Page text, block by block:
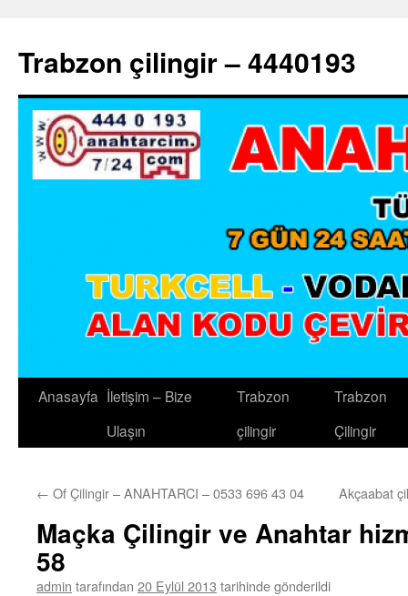
Trabzon çilingir – 4440193
İçeriğe
Anasayfa İletişim – Bize
Ulaşın
Trabzon
çilingir
Trabzon
Çilingir
← Of Çilingir – ANAHTARCI – 0533 696 43 04 Akçaabat
Maçka Çilingir ve Anahtar
58
admin tarafından 20 Eylül 2013 tarihinde gönderildi